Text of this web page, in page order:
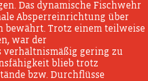
Das dynamische Fischwehr
Absperreinrichtung über
bewährt. Trotz einem teilweise
war der
gering zu
blieb trotz
bzw. Durchflüsse